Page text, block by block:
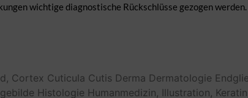
wichtige diagnostische Rückschlüsse gezogen
Cortex Cuticula Cutis Derma Dermatologie
Histologie Humanmedizin, Illustration,